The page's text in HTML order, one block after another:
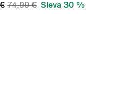
74,99 € Sleva 30 %